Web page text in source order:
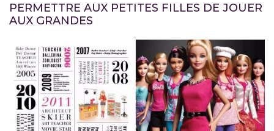
PERMETTRE AUX PETITES FILLES DE JOUER
AUX GRANDES